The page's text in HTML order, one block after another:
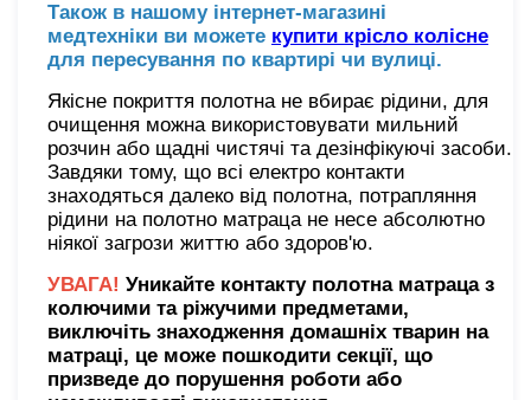
Також в нашому інтернет-магазині
медтехніки ви можете купити крісло колісне
для пересування по квартирі чи вулиці.
Якісне покриття полотна не вбирає рідини, для
очищення можна використовувати мильний
розчин або щадні чистячі та дезінфікуючі засоби.
Завдяки тому, що всі електро контакти
знаходяться далеко від полотна, потрапляння
рідини на полотно матраца не несе абсолютно
ніякої загрози життю або здоров'ю.
УВАГА! Уникайте контакту полотна матраца з
колючими та ріжучими предметами,
виключіть знаходження домашніх тварин на
матраці, це може пошкодити секції, що
призведе до порушення роботи або